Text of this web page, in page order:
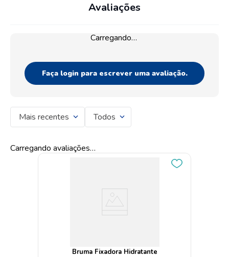
Avaliações
Carregando…
Faça login para escrever uma avaliação.
Mais recentes Todos
Carregando avaliações…
Bruma Fixadora Hidratante